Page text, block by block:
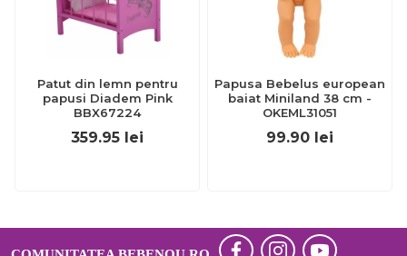
Patut din lemn pentru
papusi Diadem Pink
BBX67224
359.95 lei
Papusa Bebelus european
baiat Miniland 38 cm -
OKEML31051
99.90 lei